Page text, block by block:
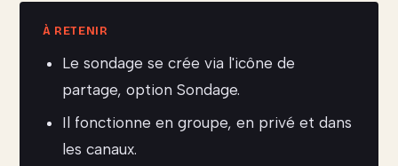
Le sondage se crée via l'icône de
partage, option Sondage.
Il fonctionne en groupe, en privé et dans
les canaux.